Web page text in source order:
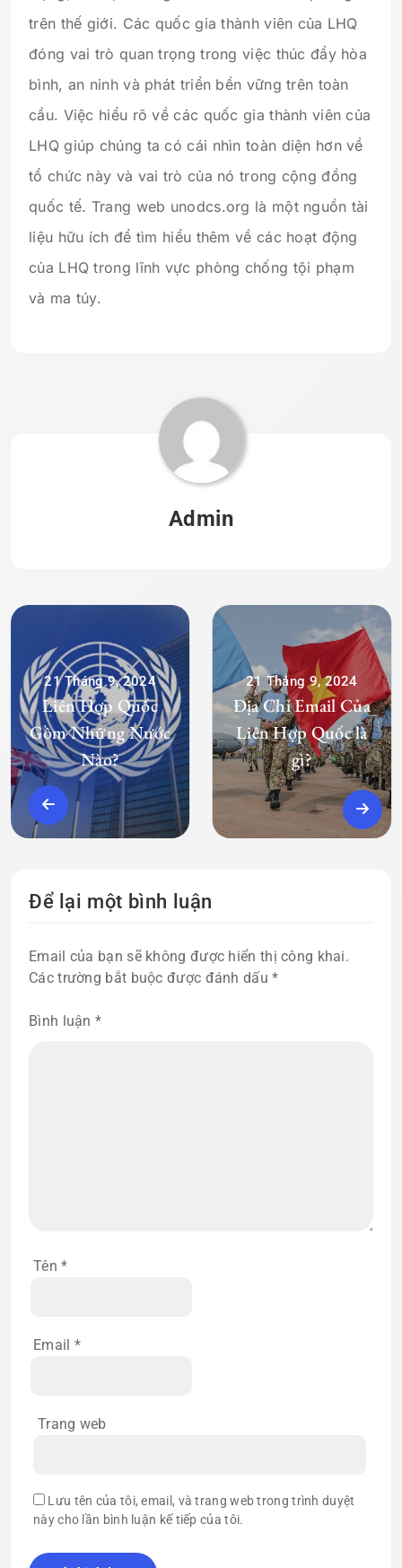
trên thế giới. Các quốc gia thành viên của LHQ
đóng vai trò quan trọng trong việc thúc đẩy hòa
bình, an ninh và phát triển bền vững trên toàn
cầu. Việc hiểu rõ về các quốc gia thành viên của
LHQ giúp chúng ta có cái nhìn toàn diện hơn về
tổ chức này và vai trò của nó trong cộng đồng
quốc tế. Trang web unodcs.org là một nguồn tài
liệu hữu ích để tìm hiểu thêm về các hoạt động
của LHQ trong lĩnh vực phòng chống tội phạm
và ma túy.
Admin
21 Tháng 9, 2024
Liên Hợp Quốc
Gồm Những Nước
Nào?
21 Tháng 9, 2024
Địa Chỉ Email Của
Liên Hợp Quốc là
gì?
Để lại một bình luận
Email của bạn sẽ không được hiển thị công khai.
Các trường bắt buộc được đánh dấu*
Bình luận *
Tên*
Email *
Trang web
Lưu tên của tôi, email, và trang web trong trình duyệt
này cho lần bình luận kế tiếp của tôi.